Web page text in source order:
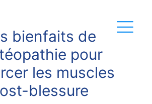
bienfaits de
pour
les muscles
blessure